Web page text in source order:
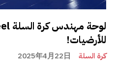
للأرضيات!
كرة السلة 2025年4月22日